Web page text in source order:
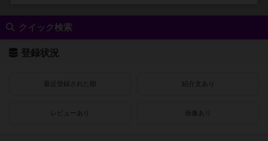
クイック検索
登録状況
最近登録された順 紹介文あり
レビューあり 画像あり